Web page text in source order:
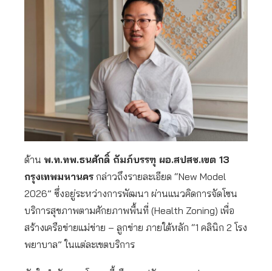
ด้าน พ.ท.ทพ.ธนศักดิ์ ถัมภ์บรรฑุ ผอ.สปสช.เขต 13
กรุงเทพมหานคร กล่าวถึงรายละเอียด “New Model
2026” ซึ่งอยู่ระหว่างการพัฒนา ผ่านแนวคิดการจัดโซน
บริการสุขภาพตามศักยภาพพื้นที่ (Health Zoning) เพื่อ
สร้างเครือข่ายแม่ข่าย – ลูกข่าย ภายใต้หลัก “1 คลินิก 2 โรง
พยาบาล” ในแต่ละเขตบริการ